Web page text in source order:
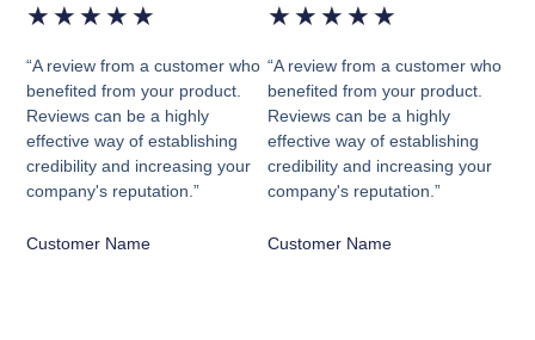
★ ★ ★ ★ ★
“A review from a customer who
benefited from your product.
Reviews can be a highly
effective way of establishing
credibility and increasing your
company's reputation.”
Customer Name
★ ★ ★ ★ ★
“A review from a customer who
benefited from your product.
Reviews can be a highly
effective way of establishing
credibility and increasing your
company's reputation.”
Customer Name